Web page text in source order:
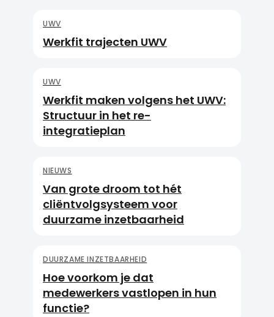
UWV
Werkfit trajecten UWV
UWV
Werkfit maken volgens het UWV:
Structuur in het re-
integratieplan
NIEUWS
Van grote droom tot hét
cliëntvolgsysteem voor
duurzame inzetbaarheid
DUURZAME INZETBAARHEID
Hoe voorkom je dat
medewerkers vastlopen in hun
functie?